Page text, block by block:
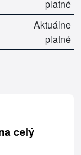
platné
Aktuálne
platné
celý